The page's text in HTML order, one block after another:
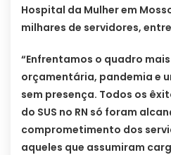
Hospital da Mulher em
milhares de servidores,
“Enfrentamos o quadro
orçamentária, pandemia e
sem presença. Todos os
do SUS no RN só foram
comprometimento dos
aqueles que assumiram